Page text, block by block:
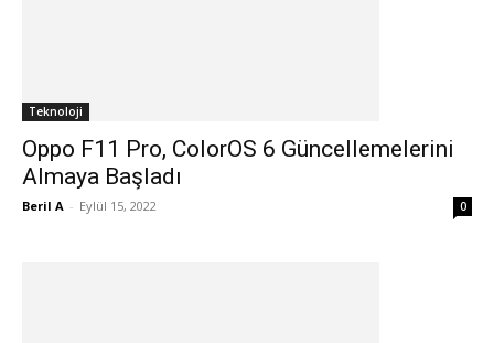
Teknoloji
Oppo F11 Pro, ColorOS 6 Güncellemelerini
Almaya Başladı
Beril A - Eylül 15, 2022 0